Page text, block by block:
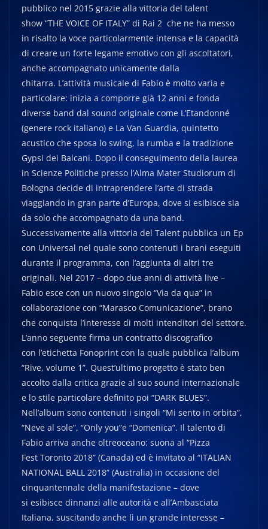
pubblico nel 2015 grazie alla vittoria del talent
show “THE VOICE OF ITALY” di Rai 2 che ne ha messo
in risalto la voce particolarmente intensa e la capacità
di creare un forte legame emotivo con gli ascoltatori,
anche accompagnato unicamente dalla
chitarra. L’attività musicale di Fabio è molto varia e
particolare: inizia a comporre già 12 anni e fonda
diverse band dal sound originale come L’Etandonné
(genere rock italiano) e La Van Guardia, quintetto
acustico che sposa lo swing, la rumba e la tradizione
Gypsi dei Balcani. Dopo il conseguimento della laurea
in Scienze Politiche presso l’Alma Mater Studiorum di
Bologna decide di intraprendere l’arte di strada
viaggiando in gran parte d’Europa, dove si esibisce sia
da solo che accompagnato da una band.
Successivamente alla vittoria del Talent pubblica un Ep
con Universal nel quale sono contenuti i brani eseguiti
durante il programma, con l’aggiunta di altri tre
originali. Nel 2017 – dopo due anni di attività live –
Fabio esce con un nuovo singolo “Via da qua” in
collaborazione con “Marasco Comunicazione”, brano
che conquista l’interesse di molti intenditori del settore.
L’anno seguente ﬁrma un contratto discograﬁco
con l’etichetta Fonoprint con la quale pubblica l’album
“Rive, volume 1”. Quest’ultimo progetto è stato ben
accolto dalla critica grazie al suo sound internazionale
e lo stile particolare deﬁnito poi “DARK BLUES”.
Nell’album sono contenuti i singoli “Mi sento in orbita”,
“Neve al sole”, “Only you”e “Domenica”. Il talento di
Fabio arriva anche oltreoceano: suona al “Pizza
Fest Toronto 2018” (Canada) ed è invitato al “ITALIAN
NATIONAL BALL 2018” (Australia) in occasione del
cinquantennale della manifestazione – dove
si esibisce dinnanzi alle autorità e all’Ambasciata
Italiana, suscitando anche lì un grande interesse –